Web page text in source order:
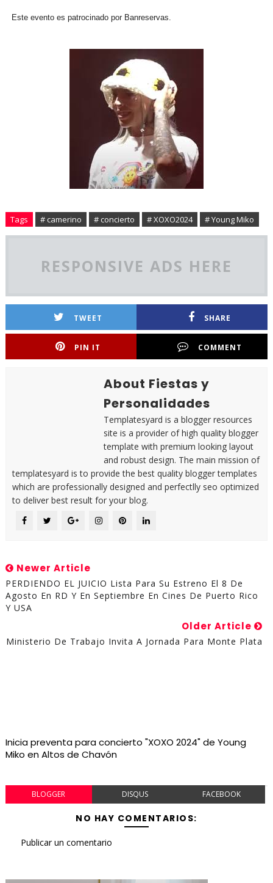
Este evento es patrocinado por Banreservas.
Tags # camerino # concierto # XOXO2024 # Young Miko
RESPONSIVE ADS HERE
TWEET SHARE
PIN IT COMMENT
About Fiestas y
Personalidades
Templatesyard is a blogger resources
site is a provider of high quality blogger
template with premium looking layout
and robust design. The main mission of
templatesyard is to provide the best quality blogger templates
which are professionally designed and perfectlly seo optimized
to deliver best result for your blog.
Newer Article
PERDIENDO EL JUICIO Lista Para Su Estreno El 8 De
Agosto En RD Y En Septiembre En Cines De Puerto Rico
Y USA
Older Article
Ministerio De Trabajo Invita A Jornada Para Monte Plata
Inicia preventa para concierto "XOXO 2024" de Young
Miko en Altos de Chavón
BLOGGER DISQUS FACEBOOK
NO HAY COMENTARIOS:
Publicar un comentario